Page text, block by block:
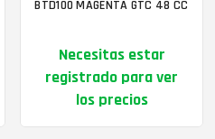
BTD100 MAGENTA GTC 48 CC
Necesitas estar
registrado para ver
los precios